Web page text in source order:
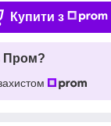
Купити з
Пром?